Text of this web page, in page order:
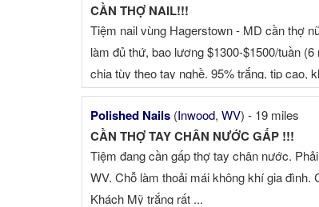
CẦN THỢ NAIL!!!
Tiệm nail vùng Hagerstown - MD cần thợ
làm đủ thứ, bao lương $1300-$1500/tuần (6
chia tùy theo tay nghề. 95% trắng, tip cao,
Polished Nails (Inwood, WV) - 19 miles
CẦN THỢ TAY CHÂN NƯỚC GẤP !!!
Tiệm đang cần gấp thợ tay chân nước.
WV. Chỗ làm thoải mái không khí gia đình.
Khách Mỹ trắng rất ...